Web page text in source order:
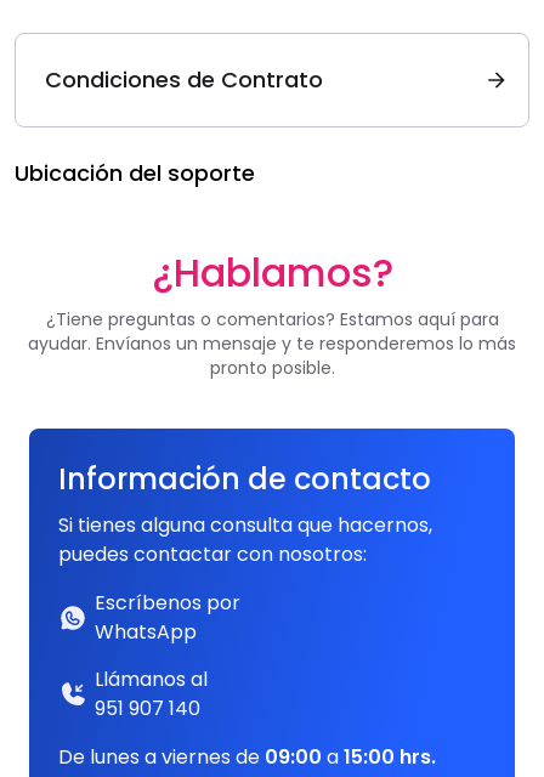
Condiciones de Contrato
Ubicación del soporte
¿Hablamos?
¿Tiene preguntas o comentarios? Estamos aquí para
ayudar. Envíanos un mensaje y te responderemos lo más
pronto posible.
Información de contacto
Si tienes alguna consulta que hacernos,
puedes contactar con nosotros:
Escríbenos por
WhatsApp
Llámanos al
951 907 140
De lunes a viernes de 09:00 a15:00 hrs.